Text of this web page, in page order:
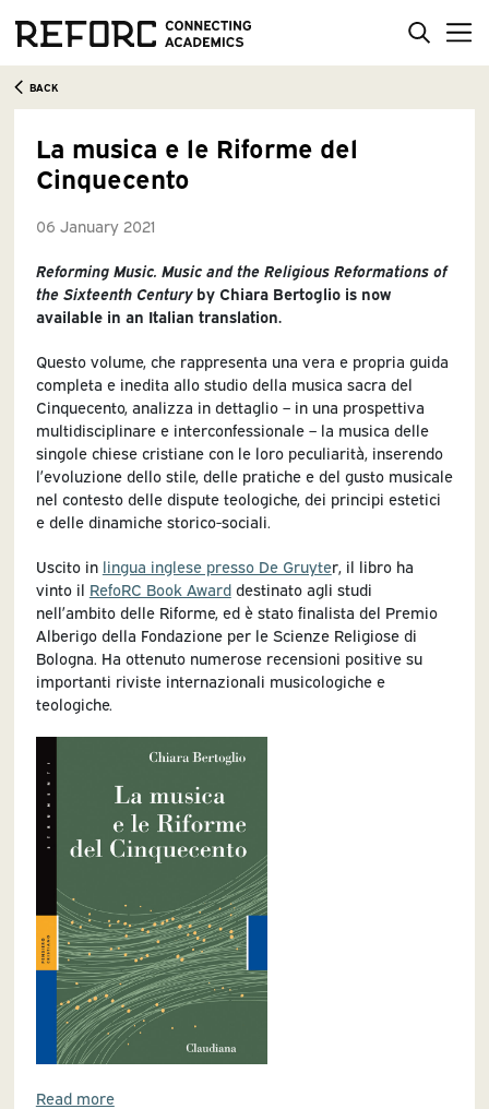
BACK
La musica e le Riforme del
Cinquecento
06 January 2021
Reforming Music. Music and the Religious Reformations of
the Sixteenth Centuryby Chiara Bertoglio is now
available in an Italian translation.
Questo volume, che rappresenta una vera e propria guida
completa e inedita allo studio della musica sacra del
Cinquecento, analizza in dettaglio – in una prospettiva
multidisciplinare e interconfessionale – la musica delle
singole chiese cristiane con le loro peculiarità, inserendo
l’evoluzione dello stile, delle pratiche e del gusto musicale
nel contesto delle dispute teologiche, dei principi estetici
e delle dinamiche storico-sociali.
Uscito in lingua inglese presso De Gruyter, il libro ha
vinto il RefoRC Book Awarddestinato agli studi
nell’ambito delle Riforme, ed è stato finalista del Premio
Alberigo della Fondazione per le Scienze Religiose di
Bologna. Ha ottenuto numerose recensioni positive su
importanti riviste internazionali musicologiche e
teologiche.
Read more